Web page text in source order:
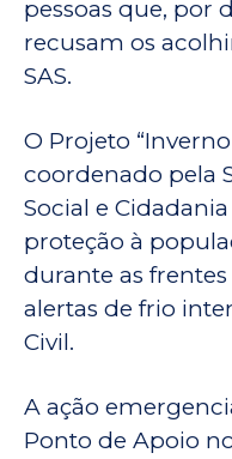
pessoas que, por
recusam os
SAS.
O Projeto
coordenado pela
Social e Cidadania
proteção à
durante as
alertas de frio
Civil.
A ação
Ponto de Apoio